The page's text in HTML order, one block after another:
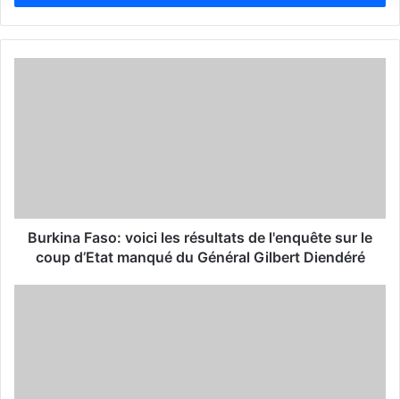
r
y
Burkina Faso: voici les résultats de l'enquête sur le
coup d’Etat manqué du Général Gilbert Diendéré